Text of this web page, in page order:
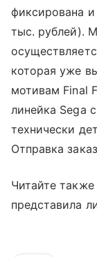
фиксирована и
тыс. рублей).
которая уже
мотивам Final
линейка Sega
технически
Отправка
Читайте
представила